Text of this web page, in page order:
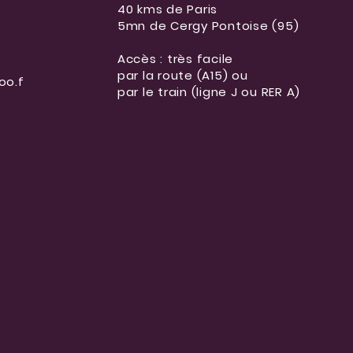
40 kms de Paris
5mn de Cergy Pontoise (95)
Accès : très facile
par la route (A15) ou
par le train (ligne J ou RER A)